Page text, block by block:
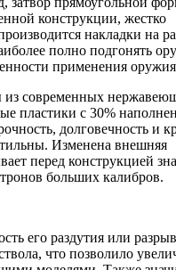
конструкции, жестко
накладки на
полно подгонять
применения
современных
пластики с 30%
долговечность и
Изменена внешняя
перед конструкцией
больших калибров.
его раздутия или
что позволило